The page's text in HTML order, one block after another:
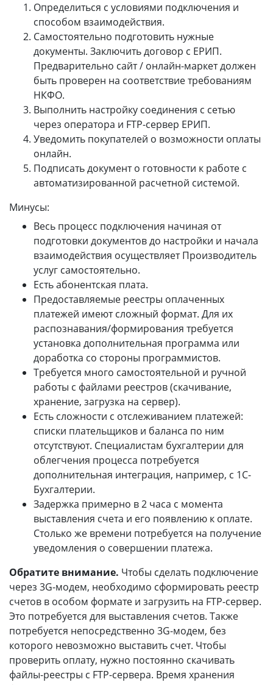
Определиться с условиями подключения и
способом взаимодействия.
Самостоятельно подготовить нужные
документы. Заключить договор с ЕРИП.
Предварительно сайт / онлайн-маркет должен
быть проверен на соответствие требованиям
НКФО.
Выполнить настройку соединения с сетью
через оператора и FTP-сервер ЕРИП.
Уведомить покупателей о возможности оплаты
онлайн.
Подписать документ о готовности к работе с
автоматизированной расчетной системой.
Минусы:
Весь процесс подключения начиная от
подготовки документов до настройки и начала
взаимодействия осуществляет Производитель
услуг самостоятельно.
Есть абонентская плата.
Предоставляемые реестры оплаченных
платежей имеют сложный формат. Для их
распознавания/формирования требуется
установка дополнительная программа или
доработка со стороны программистов.
Требуется много самостоятельной и ручной
работы с файлами реестров (скачивание,
хранение, загрузка на сервер).
Есть сложности с отслеживанием платежей:
списки плательщиков и баланса по ним
отсутствуют. Специалистам бухгалтерии для
облегчения процесса потребуется
дополнительная интеграция, например, с 1С-
Бухгалтерии.
Задержка примерно в 2 часа с момента
выставления счета и его появлению к оплате.
Столько же времени потребуется на получение
уведомления о совершении платежа.
Обратите внимание. Чтобы сделать подключение
через 3G-модем, необходимо сформировать реестр
счетов в особом формате и загрузить на FTP-сервер.
Это потребуется для выставления счетов. Также
потребуется непосредственно 3G-модем, без
которого невозможно выставить счет. Чтобы
проверить оплату, нужно постоянно скачивать
файлы-реестры с FTP-сервера. Время хранения